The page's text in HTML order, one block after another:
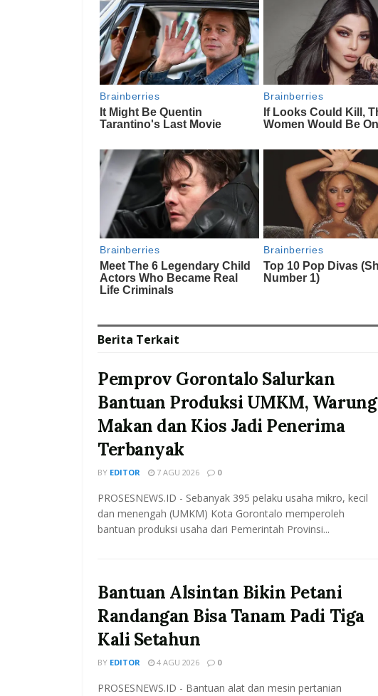
Berita Terkait
Pemprov Gorontalo Salurkan
Bantuan Produksi UMKM, Warung
Makan dan Kios Jadi Penerima
Terbanyak
BY EDITOR 7 AGU 2026 0
PROSESNEWS.ID - Sebanyak 395 pelaku usaha mikro, kecil
dan menengah (UMKM) Kota Gorontalo memperoleh
bantuan produksi usaha dari Pemerintah Provinsi...
Bantuan Alsintan Bikin Petani
Randangan Bisa Tanam Padi Tiga
Kali Setahun
BY EDITOR 4 AGU 2026 0
PROSESNEWS.ID - Bantuan alat dan mesin pertanian